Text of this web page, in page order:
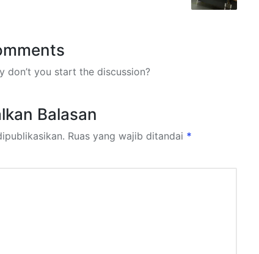
don’t you start the discussion?
Balasan
Ruas yang wajib ditandai *